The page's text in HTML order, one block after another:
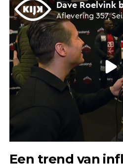
Een trend van